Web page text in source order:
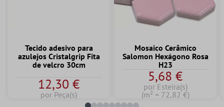
Tecido adesivo para
azulejos Cristalgrip Fita
de velcro 30cm
12,30 €
por Peça(s)
Mosaico Cerâmico
Salomon Hexágono Rosa
H23
5,68 €
por Esteira(s)
(m² = 72,82 €)